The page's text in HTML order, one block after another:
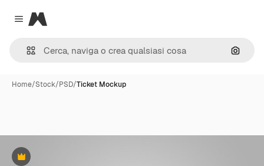
Close menu
Magnific
Cerca
Home/Stock/PSD/Ticket Mockup
Premium